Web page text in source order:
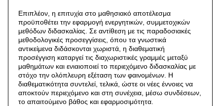
Επιπλέον, η επιτυχία στο μαθησιακό αποτέλεσμα
προϋποθέτει την εφαρμογή ενεργητικών, συμμετοχικών
μεθόδων διδασκαλίας. Σε αντίθεση με τις παραδοσιακές
μεθοδολογικές προσεγγίσεις, όπου τα γνωστικά
αντικείμενα διδάσκονται χωριστά, η διαθεματική
προσέγγιση καταργεί τις διαχωριστικές γραμμές μεταξύ
μαθημάτων και ενιαιοποιεί το περιεχόμενο διδασκαλίας με
στόχο την ολόπλευρη εξέταση των φαινομένων. Η
διαθεματικότητα συντελεί, τελικά, ώστε οι νέες έννοιες να
αποκτούν περιεχόμενο και στη συνέχεια, μέσω συνδέσεων,
το απαιτούμενο βάθος και εφαρμοσιμότητα.